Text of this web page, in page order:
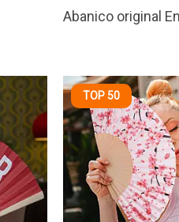
Abanico original
TOP 50